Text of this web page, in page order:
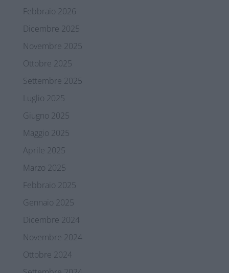
Febbraio 2026
Dicembre 2025
Novembre 2025
Ottobre 2025
Settembre 2025
Luglio 2025
Giugno 2025
Maggio 2025
Aprile 2025
Marzo 2025
Febbraio 2025
Gennaio 2025
Dicembre 2024
Novembre 2024
Ottobre 2024